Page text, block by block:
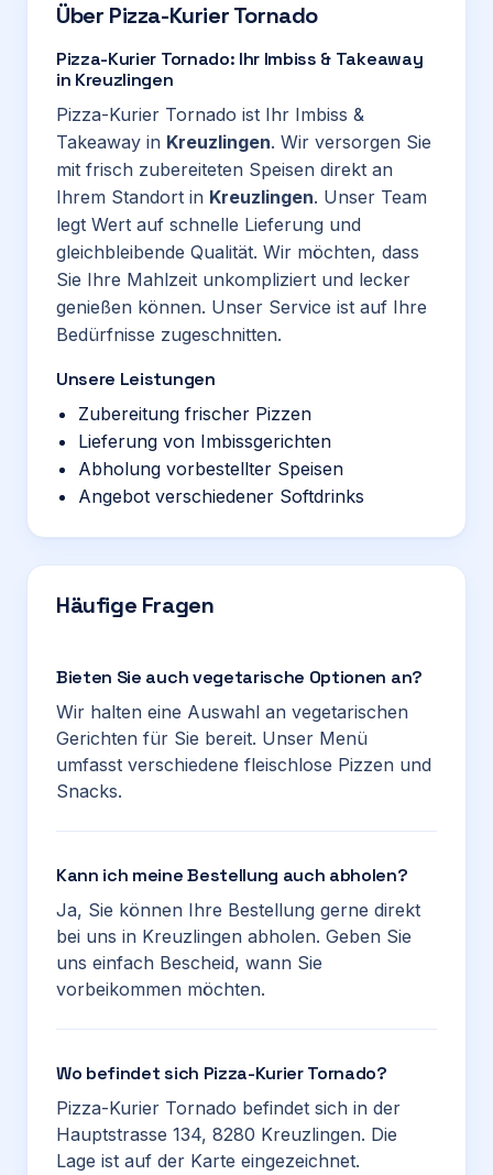
Über Pizza-Kurier Tornado
Pizza-Kurier Tornado: Ihr Imbiss & Takeaway
in Kreuzlingen
Pizza-Kurier Tornado ist Ihr Imbiss &
Takeaway in Kreuzlingen. Wir versorgen Sie
mit frisch zubereiteten Speisen direkt an
Ihrem Standort in Kreuzlingen. Unser Team
legt Wert auf schnelle Lieferung und
gleichbleibende Qualität. Wir möchten, dass
Sie Ihre Mahlzeit unkompliziert und lecker
genießen können. Unser Service ist auf Ihre
Bedürfnisse zugeschnitten.
Unsere Leistungen
Zubereitung frischer Pizzen
Lieferung von Imbissgerichten
Abholung vorbestellter Speisen
Angebot verschiedener Softdrinks
Häufige Fragen
Bieten Sie auch vegetarische Optionen an?
Wir halten eine Auswahl an vegetarischen
Gerichten für Sie bereit. Unser Menü
umfasst verschiedene fleischlose Pizzen und
Snacks.
Kann ich meine Bestellung auch abholen?
Ja, Sie können Ihre Bestellung gerne direkt
bei uns in Kreuzlingen abholen. Geben Sie
uns einfach Bescheid, wann Sie
vorbeikommen möchten.
Wo befindet sich Pizza-Kurier Tornado?
Pizza-Kurier Tornado befindet sich in der
Hauptstrasse 134, 8280 Kreuzlingen. Die
Lage ist auf der Karte eingezeichnet.